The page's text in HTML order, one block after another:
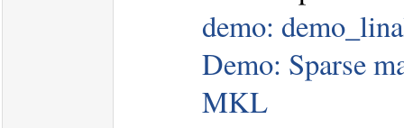
demo:
Demo: Sparse
MKL